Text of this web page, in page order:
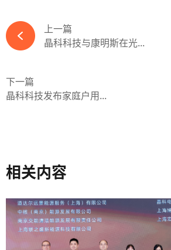
上一篇
晶科科技与康明斯在光...
下一篇
晶科科技发布家庭户用...
相关内容